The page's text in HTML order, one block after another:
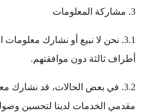
3. مشاركة المعلومات
3.1. نحن لا نبيع أو نشارك
أطراف ثالثة دون موافقتهم.
3.2. في بعض الحالات، قد نشارك
مقدمي الخدمات لدينا لتحسين